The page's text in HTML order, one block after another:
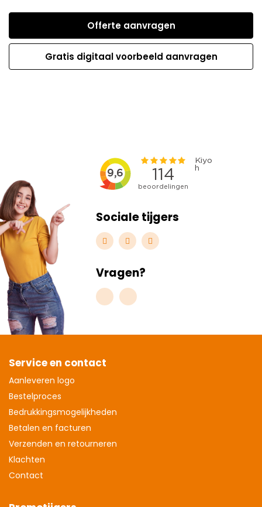
Offerte aanvragen
Gratis digitaal voorbeeld aanvragen
Sociale tijgers
Vragen?
Service en contact
Aanleveren logo
Bestelproces
Bedrukkingsmogelijkheden
Betalen en facturen
Verzenden en retourneren
Klachten
Contact